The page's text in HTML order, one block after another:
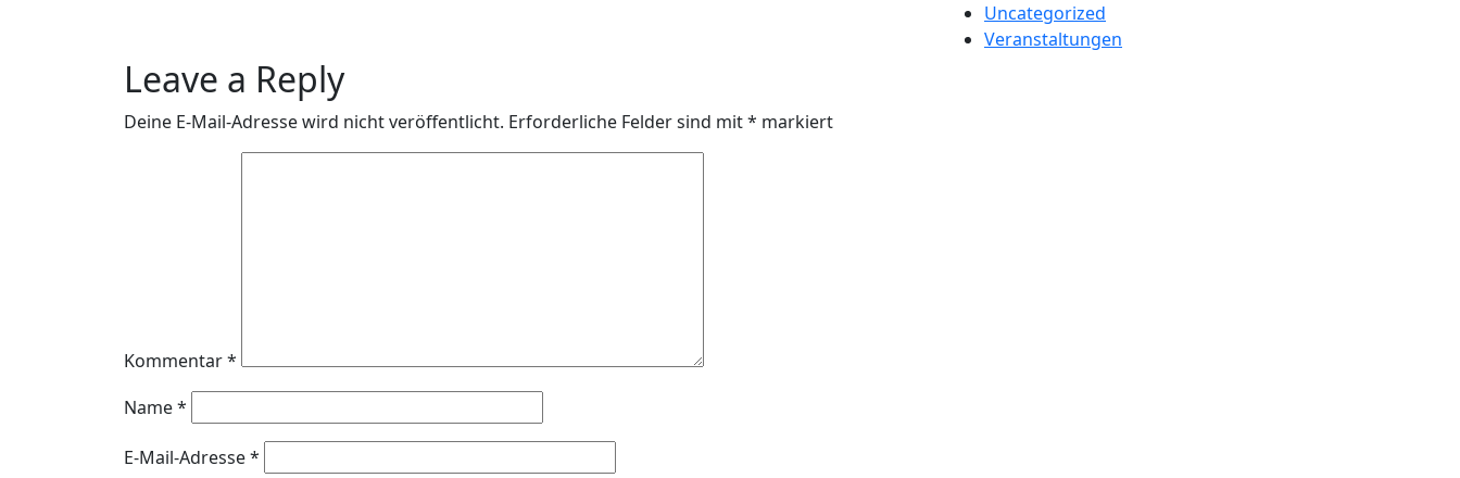
Leave a Reply
Deine E-Mail-Adresse wird nicht veröffentlicht. Erforderliche Felder sind mit* markiert
Kommentar*
Name*
E-Mail-Adresse*
Uncategorized
Veranstaltungen